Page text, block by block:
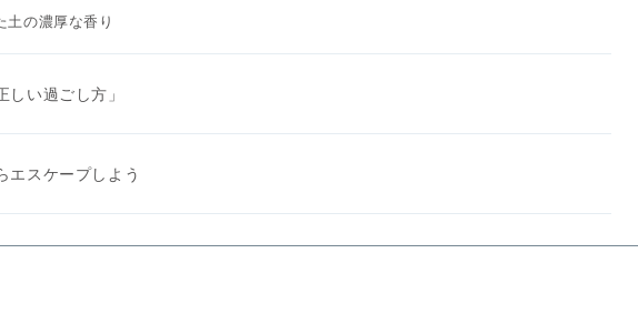
の濃厚な香り
い過ごし方」
エスケープしよう